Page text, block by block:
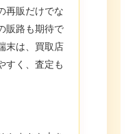
再販だけでな
販路も期待で
末は、買取店
すく、査定も